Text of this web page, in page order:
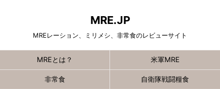
MRE.JP
MREレーション、ミリメシ、非常食のレビューサイト
MREとは？ 米軍MRE
非常食 自衛隊戦闘糧食